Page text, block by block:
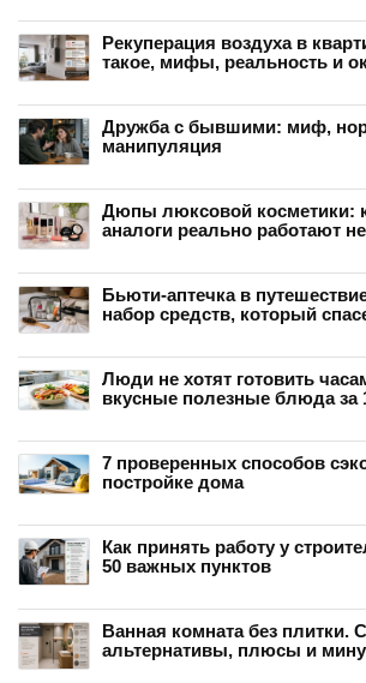
Рекуперация воздуха в
такое, мифы, реальность и
Дружба с бывшими: миф,
манипуляция
Дюпы люксовой косметики:
аналоги реально работают
Бьюти-аптечка в
набор средств, который
Люди не хотят готовить
вкусные полезные блюда за
7 проверенных способов
постройке дома
Как принять работу у
50 важных пунктов
Ванная комната без плитки.
альтернативы, плюсы и